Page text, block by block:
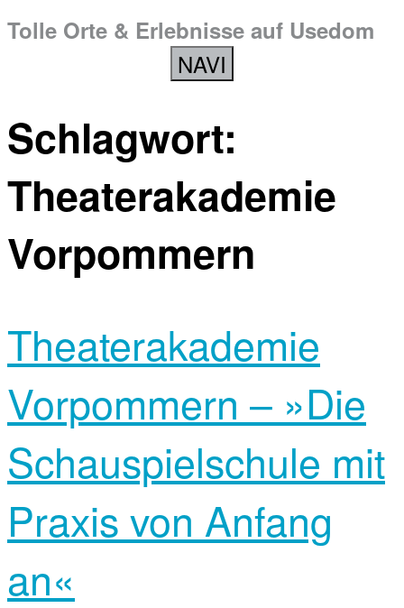
Tolle Orte & Erlebnisse auf Usedom
NAVI
Schlagwort:
Theaterakademie
Vorpommern
Theaterakademie
Vorpommern – »Die
Schauspielschule mit
Praxis von Anfang
an«